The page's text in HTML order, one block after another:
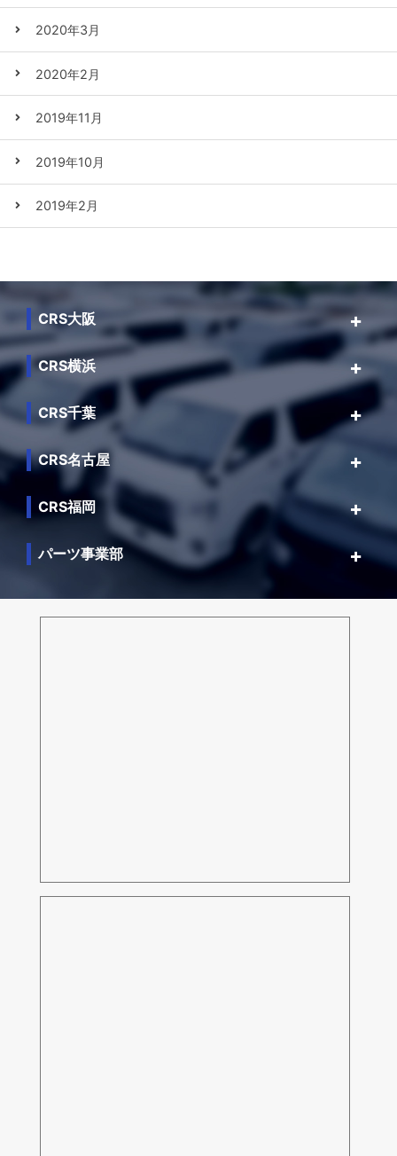
2020年3月
2020年2月
2019年11月
2019年10月
2019年2月
CRS大阪
CRS横浜
CRS千葉
CRS名古屋
CRS福岡
パーツ事業部